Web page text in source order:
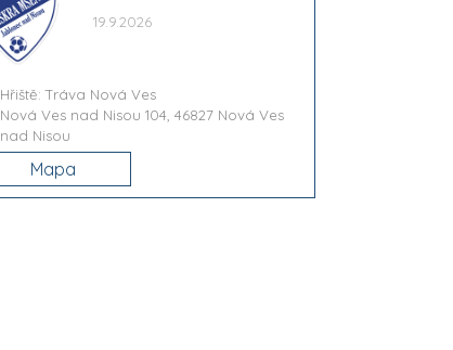
19.9.2026
Hřiště: Tráva Nová Ves
Nová Ves nad Nisou 104, 46827 Nová Ves
nad Nisou
Mapa